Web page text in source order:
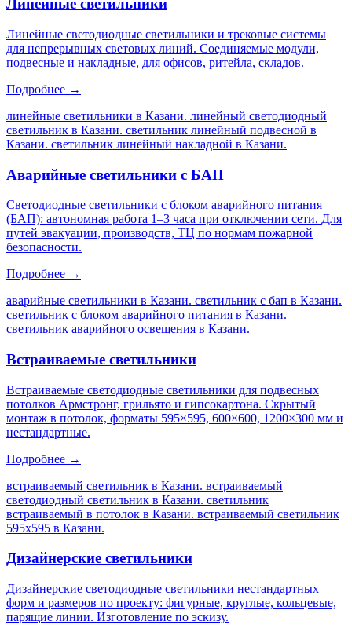
Линейные светильники
Линейные светодиодные светильники и трековые системы
для непрерывных световых линий. Соединяемые модули,
подвесные и накладные, для офисов, ритейла, складов.
Подробнее →
линейные светильники в Казани. линейный светодиодный
светильник в Казани. светильник линейный подвесной в
Казани. светильник линейный накладной в Казани.
Аварийные светильники с БАП
Светодиодные светильники с блоком аварийного питания
(БАП): автономная работа 1–3 часа при отключении сети. Для
путей эвакуации, производств, ТЦ по нормам пожарной
безопасности.
Подробнее →
аварийные светильники в Казани. светильник с бап в Казани.
светильник с блоком аварийного питания в Казани.
светильник аварийного освещения в Казани.
Встраиваемые светильники
Встраиваемые светодиодные светильники для подвесных
потолков Армстронг, грильято и гипсокартона. Скрытый
монтаж в потолок, форматы 595×595, 600×600, 1200×300 мм и
нестандартные.
Подробнее →
встраиваемый светильник в Казани. встраиваемый
светодиодный светильник в Казани. светильник
встраиваемый в потолок в Казани. встраиваемый светильник
595х595 в Казани.
Дизайнерские светильники
Дизайнерские светодиодные светильники нестандартных
форм и размеров по проекту: фигурные, круглые, кольцевые,
парящие линии. Изготовление по эскизу.